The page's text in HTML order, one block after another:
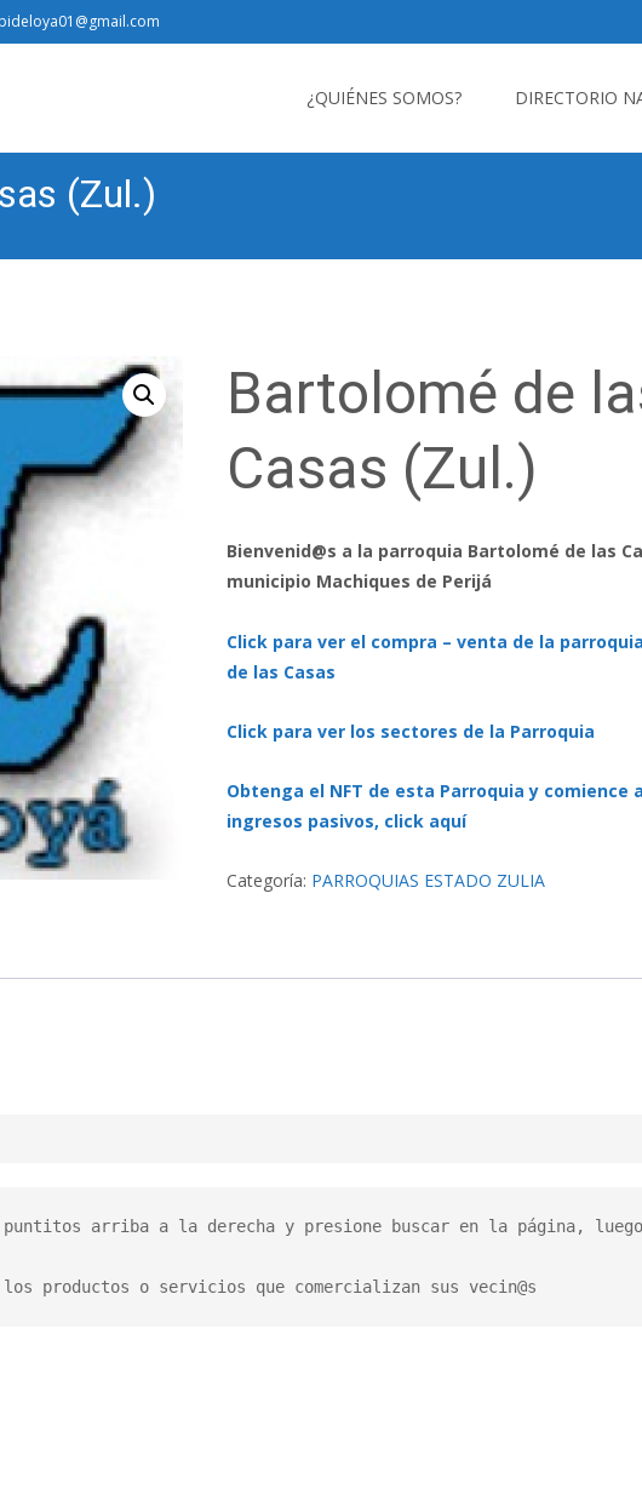
¿QUIÉNES SOMOS? DIRECTORIO
(Zul.)
Bartolomé de
Casas (Zul.)
Bienvenid@s a la parroquia Bartolomé de las
municipio Machiques de Perijá
Click para ver el compra – venta de la
de las Casas
Click para ver los sectores de la Parroquia
Obtenga el NFT de esta Parroquia y comience
ingresos pasivos, click aquí
Categoría: PARROQUIAS ESTADO ZULIA
arriba a la derecha y presione buscar en la página,
productos o servicios que comercializan sus vecin@s